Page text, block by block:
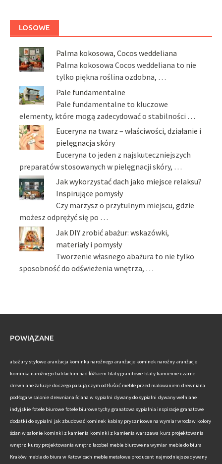
LOSOWE
Palma kokosowa, Cocos weddeliana
Palma kokosowa Cocos weddeliana to nie
tylko piękna roślina ozdobna, …
Pale fundamentalne
Pale fundamentalne to kluczowe
elementy, które mogą zadecydować o stabilności …
Euceryna na twarz – właściwości, działanie i
pielęgnacja skóry
Euceryna to jeden z najskuteczniejszych
preparatów stosowanych w pielęgnacji skóry, …
Jak wykorzystać dach jako miejsce relaksu?
Inspirujące pomysły
Czy marzysz o przytulnym miejscu, gdzie
możesz odprężyć się po …
Jak DIY zrobić abażur: wskazówki,
materiały i pomysły
Tworzenie własnego abażura to nie tylko
sposobność do odświeżenia wnętrza, …
POWIĄZANE
abażury stylowe aranżacja kominka narożnego aranżacje kominek narożny aranżacje
kominka narożnego baldachim nad łóżkiem blaty granitowe blaty kamienne czarne
drewniane żaluzje do czego pasują czym odtłuścić meble przed malowaniem drewniana
podłoga w salonie drewniana ściana w sypialni dywany do sypialni dywany wełniane
indyjskie fotele biurowe fotele biurowe tychy granatowa sypialnia inspiracje granatowe
dodatki do sypialni jak zbudować kominek kabiny prysznicowe na wymiar wrocław kolory
ścian w salonie kominki z kamienia kominki z kamienia warszawa kurs projektowania
wnętrz kursy projektowania wnętrz lacobel meble biurowe na wymiar meble do biura
Kraków meble do biura w Katowicach meble metalowe producent najmodniejsze dywany